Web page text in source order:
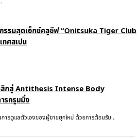
รมสุดเอ็กซ์คลูซีฟ “Onitsuka Tiger Club
ทศสเปน
สิกสู่ Antithesis Intense Body
รกรูมมิ่ง
ารดูแลตัวเองของผู้ชายยุคใหม่ ด้วยการต้อนรับ...